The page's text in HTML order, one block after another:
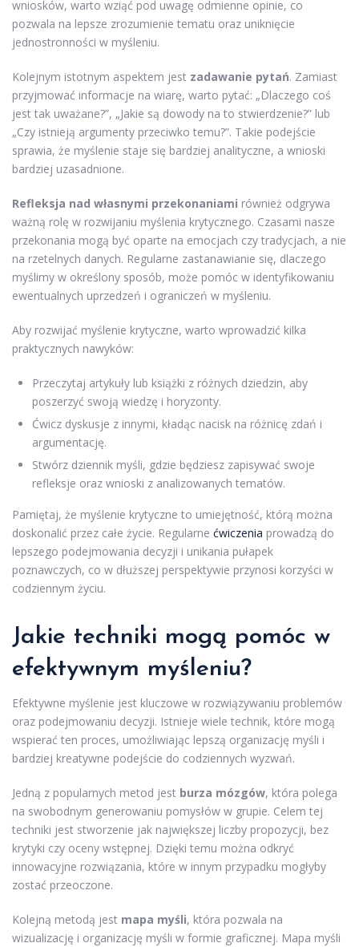
wniosków, warto wziąć pod uwagę odmienne opinie, co
pozwala na lepsze zrozumienie tematu oraz uniknięcie
jednostronności w myśleniu.
Kolejnym istotnym aspektem jest zadawanie pytań. Zamiast
przyjmować informacje na wiarę, warto pytać: „Dlaczego coś
jest tak uważane?”, „Jakie są dowody na to stwierdzenie?” lub
„Czy istnieją argumenty przeciwko temu?”. Takie podejście
sprawia, że myślenie staje się bardziej analityczne, a wnioski
bardziej uzasadnione.
Refleksja nad własnymi przekonaniami również odgrywa
ważną rolę w rozwijaniu myślenia krytycznego. Czasami nasze
przekonania mogą być oparte na emocjach czy tradycjach, a nie
na rzetelnych danych. Regularne zastanawianie się, dlaczego
myślimy w określony sposób, może pomóc w identyfikowaniu
ewentualnych uprzedzeń i ograniczeń w myśleniu.
Aby rozwijać myślenie krytyczne, warto wprowadzić kilka
praktycznych nawyków:
Przeczytaj artykuły lub książki z różnych dziedzin, aby
poszerzyć swoją wiedzę i horyzonty.
Ćwicz dyskusje z innymi, kładąc nacisk na różnicę zdań i
argumentację.
Stwórz dziennik myśli, gdzie będziesz zapisywać swoje
refleksje oraz wnioski z analizowanych tematów.
Pamiętaj, że myślenie krytyczne to umiejętność, którą można
doskonalić przez całe życie. Regularne ćwiczenia prowadzą do
lepszego podejmowania decyzji i unikania pułapek
poznawczych, co w dłuższej perspektywie przynosi korzyści w
codziennym życiu.
Jakie techniki mogą pomóc w
efektywnym myśleniu?
Efektywne myślenie jest kluczowe w rozwiązywaniu problemów
oraz podejmowaniu decyzji. Istnieje wiele technik, które mogą
wspierać ten proces, umożliwiając lepszą organizację myśli i
bardziej kreatywne podejście do codziennych wyzwań.
Jedną z popularnych metod jest burza mózgów, która polega
na swobodnym generowaniu pomysłów w grupie. Celem tej
techniki jest stworzenie jak największej liczby propozycji, bez
krytyki czy oceny wstępnej. Dzięki temu można odkryć
innowacyjne rozwiązania, które w innym przypadku mogłyby
zostać przeoczone.
Kolejną metodą jest mapa myśli, która pozwala na
wizualizację i organizację myśli w formie graficznej. Mapa myśli